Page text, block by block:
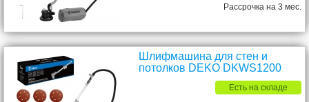
Рассрочка на 3 мес.
Шлифмашина для стен и
потолков DEKO DKWS1200
Есть на складе